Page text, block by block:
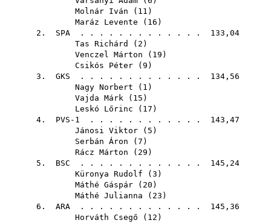
Molnár Iván ( 11 )
Maráz Levente ( 16 )
2. SPA . . . . . . . . . . . . . 133,04
Tas Richárd
( 2 )
Venczel Márton ( 19 )
Csikós Péter ( 9 )
3. GKS . . . . . . . . . . . . . 134,56
Nagy Norbert ( 1 )
Vajda Márk ( 15 )
Leskó Lőrinc ( 17 )
4. PVS-1 . . . . . . . . . . . . 143,47
Jánosi Viktor ( 5 )
Serbán Áron ( 7 )
Rácz Márton ( 29 )
5. BSC . . . . . . . . . . . . . 145,24
Küronya Rudolf ( 3 )
Máthé Gáspár ( 20 )
Máthé Julianna ( 23 )
6. ARA . . . . . . . . . . . . . 145,36
Horváth Csegő ( 12 )